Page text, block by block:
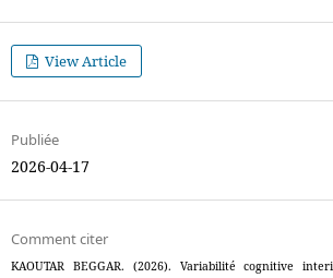
View Article
Publiée
2026-04-17
Comment citer
KAOUTAR BEGGAR. (2026). Variabilité cognitive